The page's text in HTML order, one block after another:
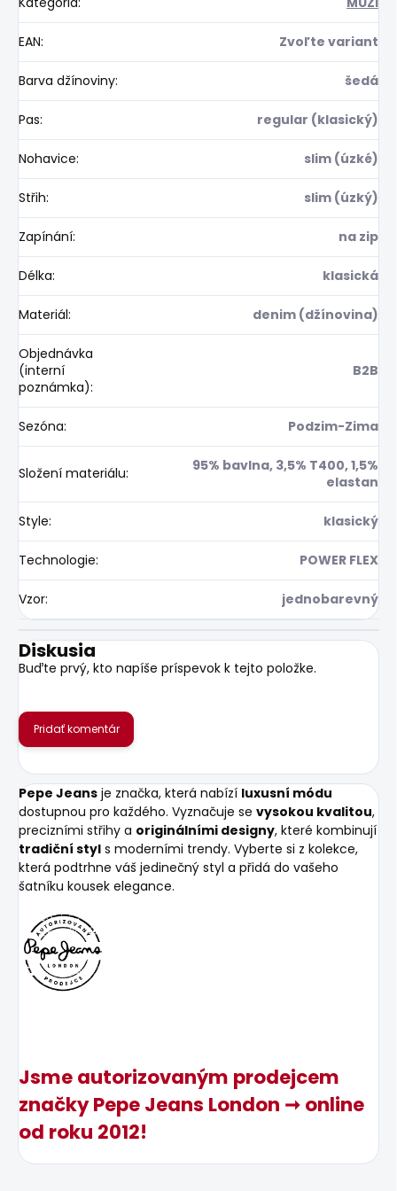
EAN: Zvoľte variant
Barva džínoviny: šedá
Pas: regular (klasický)
Nohavice: slim (úzké)
Střih: slim (úzký)
Zapínání: na zip
Délka: klasická
Materiál: denim (džínovina)
Objednávka
(interní
poznámka):
B2B
Sezóna: Podzim-Zima
Složení materiálu:
95% bavlna, 3,5% T400, 1,5%
elastan
Style: klasický
Technologie: POWER FLEX
Vzor: jednobarevný
Diskusia
Buďte prvý, kto napíše príspevok k tejto položke.
Pridať komentár
Pepe Jeans je značka, která nabízí luxusní módu
dostupnou pro každého. Vyznačuje se vysokou kvalitou,
precizními střihy a originálními designy, které kombinují
tradiční styl s moderními trendy. Vyberte si z kolekce,
která podtrhne váš jedinečný styl a přidá do vašeho
šatníku kousek elegance.
Jsme autorizovaným prodejcem
značky Pepe Jeans London ➞ online
od roku 2012!